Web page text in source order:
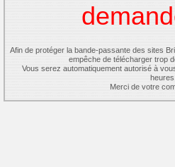
Afin de protéger la bande-passante des sites
empêche de télécharger trop
Vous serez automatiquement autorisé à
heures.
Merci de votre